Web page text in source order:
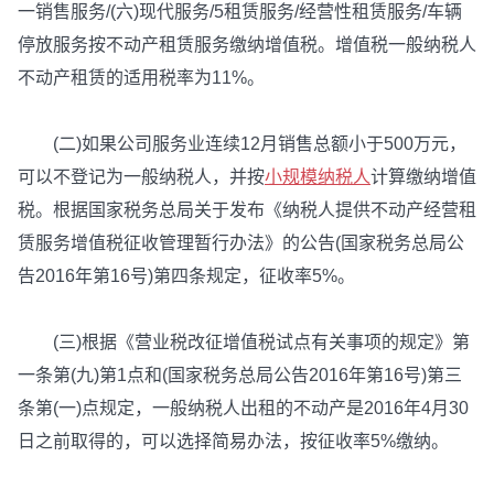
一销售服务/(六)现代服务/5租赁服务/经营性租赁服务/车辆
停放服务按不动产租赁服务缴纳增值税。增值税一般纳税人
不动产租赁的适用税率为11%。
(二)如果公司服务业连续12月销售总额小于500万元，
可以不登记为一般纳税人，并按小规模纳税人计算缴纳增值
税。根据国家税务总局关于发布《纳税人提供不动产经营租
赁服务增值税征收管理暂行办法》的公告(国家税务总局公
告2016年第16号)第四条规定，征收率5%。
(三)根据《营业税改征增值税试点有关事项的规定》第
一条第(九)第1点和(国家税务总局公告2016年第16号)第三
条第(一)点规定，一般纳税人出租的不动产是2016年4月30
日之前取得的，可以选择简易办法，按征收率5%缴纳。